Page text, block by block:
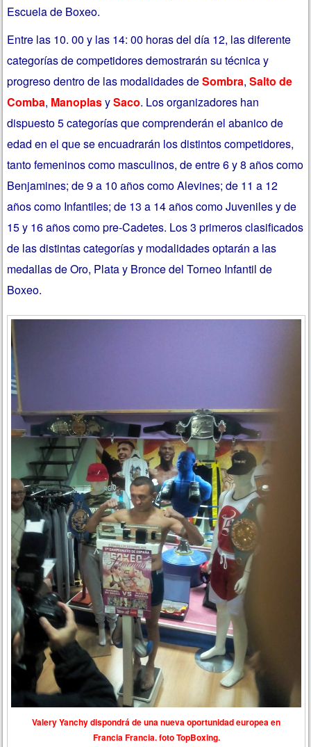
Escuela de Boxeo.
Entre las 10. 00 y las 14: 00 horas del día 12, las diferente
categorías de competidores demostrarán su técnica y
progreso dentro de las modalidades deSombra,Salto de
Comba, ManoplasySaco. Los organizadores han
dispuesto 5 categorías que comprenderán el abanico de
edad en el que se encuadrarán los distintos competidores,
tanto femeninos como masculinos, de entre 6 y 8 años como
Benjamines; de 9 a 10 años como Alevines; de 11 a 12
años como Infantiles; de 13 a 14 años como Juveniles y de
15 y 16 años como pre-Cadetes. Los 3 primeros clasificados
de las distintas categorías y modalidades optarán a las
medallas de Oro, Plata y Bronce del Torneo Infantil de
Boxeo.
Valery Yanchy dispondrá de una nueva oportunidad europea en
Francia Francia. foto TopBoxing.